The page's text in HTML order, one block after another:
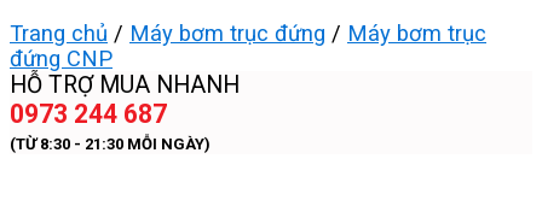
Trang chủ / Máy bơm trục đứng / Máy bơm trục
đứng CNP
HỖ TRỢ MUA NHANH
0973 244 687
(TỪ 8:30 - 21:30 MỖI NGÀY)